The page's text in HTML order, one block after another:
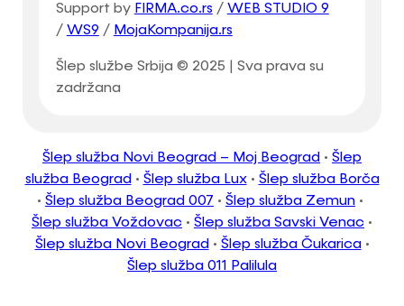
Šlep službe Srbija © 2025 | Sva prava su
zadržana
Support by FIRMA.co.rs / WEB STUDIO 9
/ WS9 / MojaKompanija.rs
Šlep služba Novi Beograd – Moj Beograd • Šlep
služba Beograd • Šlep služba Lux• Šlep služba Borča
• Šlep služba Beograd 007 • Šlep služba Zemun •
Šlep služba Voždovac • Šlep služba Savski Venac •
Šlep služba Novi Beograd • Šlep služba Čukarica•
Šlep služba 011 Palilula